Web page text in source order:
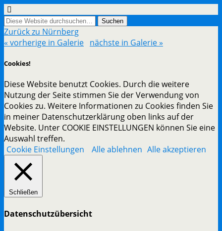
Zurück zu Nürnberg
« vorherige in Galerie nächste in Galerie »
Cookies!
Diese Website benutzt Cookies. Durch die weitere
Nutzung der Seite stimmen Sie der Verwendung von
Cookies zu. Weitere Informationen zu Cookies finden Sie
in meiner Datenschutzerklärung oben links auf der
Website. Unter COOKIE EINSTELLUNGEN können Sie eine
Auswahl treffen.
Cookie Einstellungen
Alle ablehnen Alle akzeptieren
Schließen
Datenschutzübersicht